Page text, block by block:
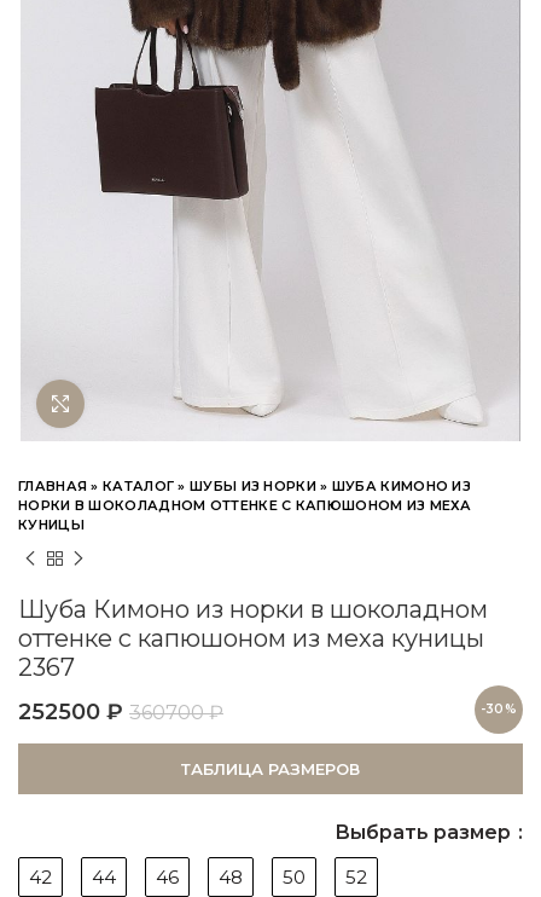
Нажмите чтобы увеличить
ГЛАВНАЯ »КАТАЛОГ »ШУБЫ ИЗ НОРКИ» ШУБА КИМОНО ИЗ
НОРКИ В ШОКОЛАДНОМ ОТТЕНКЕ С КАПЮШОНОМ ИЗ МЕХА
КУНИЦЫ
Шуба Кимоно из норки в шоколадном
оттенке с капюшоном из меха куницы
2367
252500 ₽ 360700₽ -30%
ТАБЛИЦА РАЗМЕРОВ
Выбрать размер
42
44 46 48 50 52